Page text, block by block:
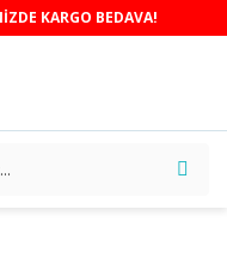
KARGO BEDAVA!